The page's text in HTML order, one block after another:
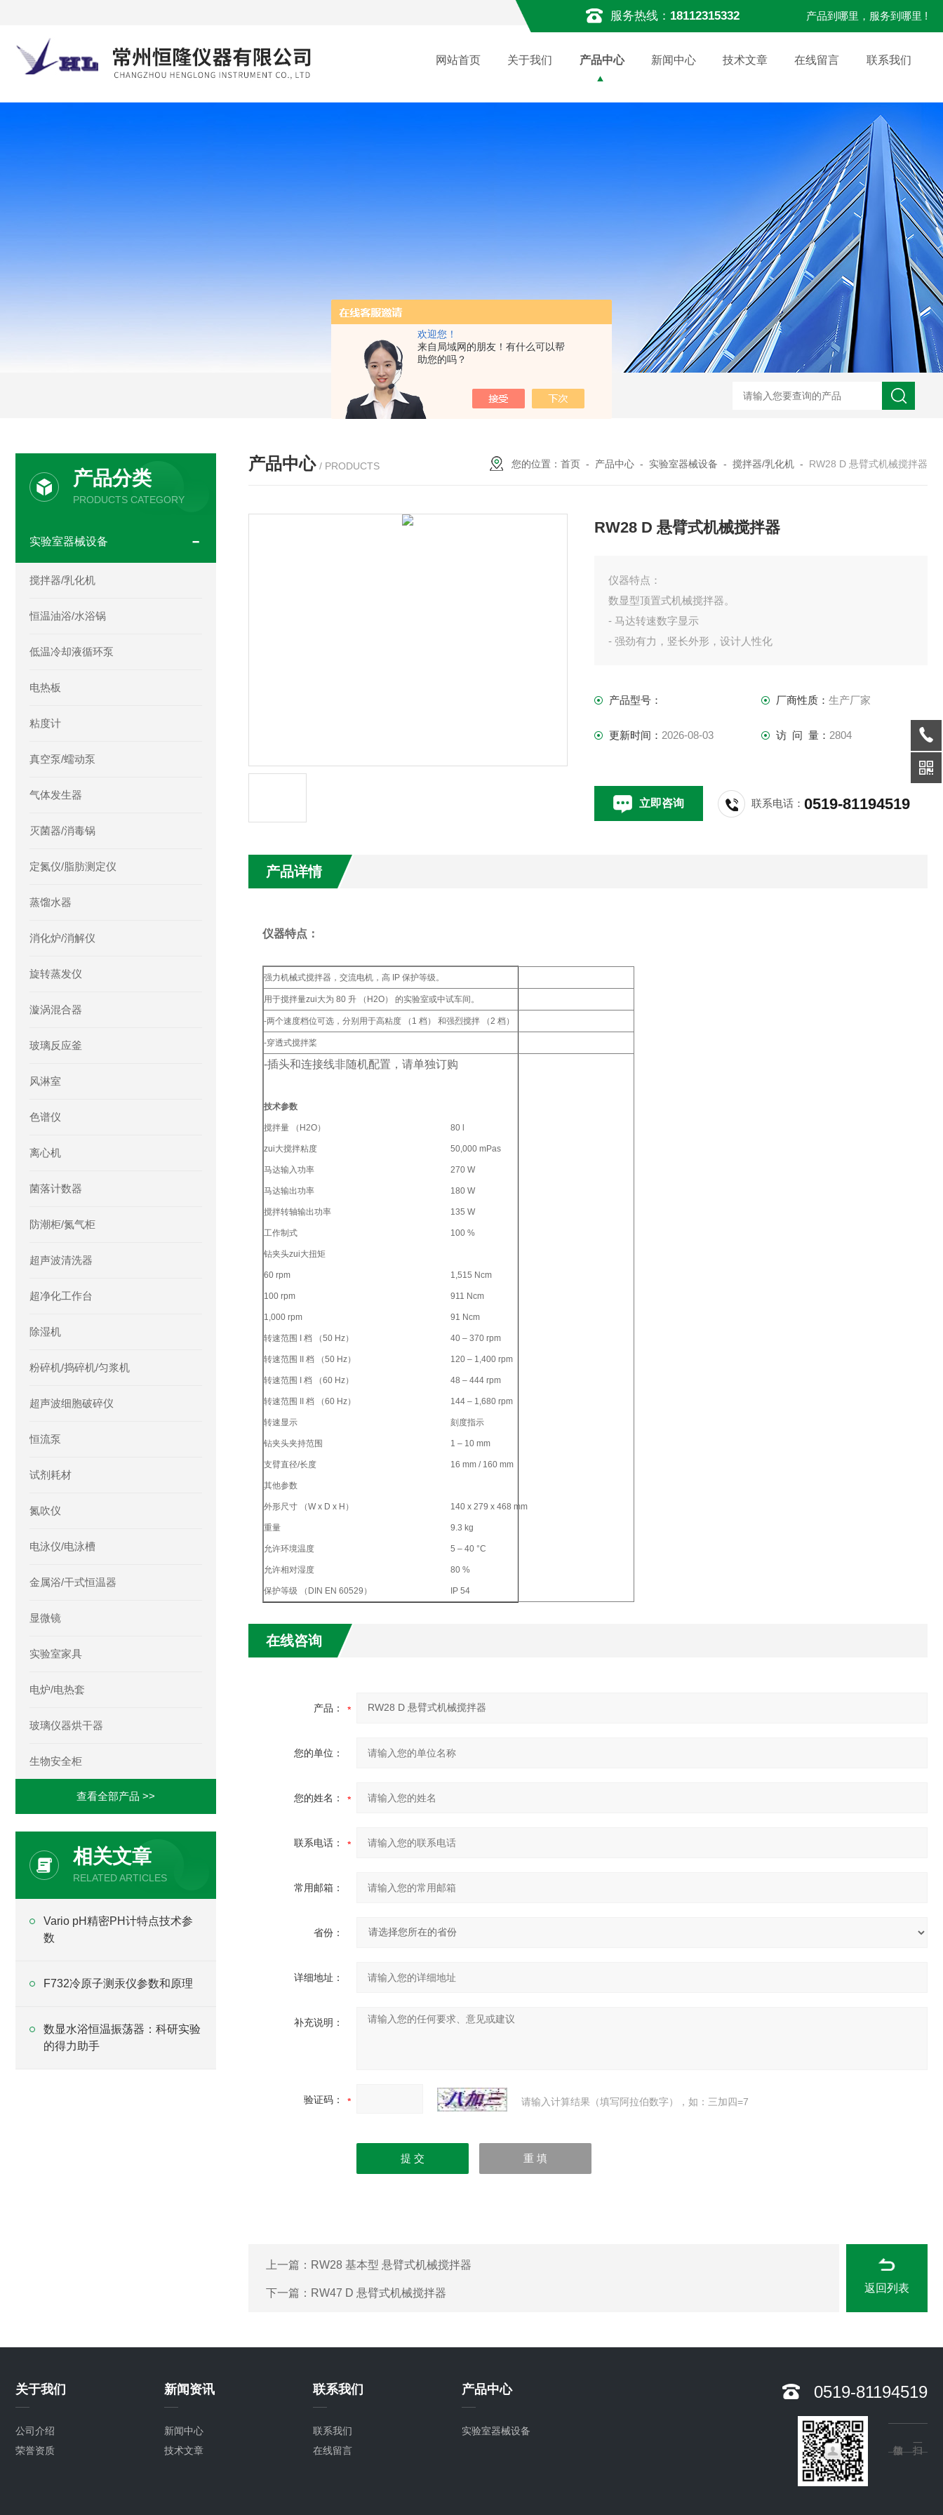
欢迎您！
来自局域网的朋友！有什么可以帮
助您的吗？
服务热线： 18112315332 产品到哪里，服务到哪里 !
网站首页 关于我们 产品中心 新闻中心 技术文章 在线留言 联系我们
产品中心 / PRODUCTS 您的位置： 首页 - 产品中心 - 实验室器械设备 - 搅拌器/乳化机 - RW28 D 悬臂式机械搅拌器
RW28 D 悬臂式机械搅拌器
仪器特点：
数显型顶置式机械搅拌器。
- 马达转速数字显示
- 强劲有力，竖长外形，设计人性化
- 穿透式搅拌桨 （马达静止时才可操作）
技术参数
Z大搅拌粘度 10,000 mPas
马达输入功率 70 W
马达输出功率 35 W
产品型号： 厂商性质： 生产厂家
更新时间： 2026-08-03 访 问 量： 2804
立即咨询 联系电话：0519-81194519
产品详情
仪器特点：
强力机械式搅拌器，交流电机，高 IP 保护等级。
用于搅拌量zui大为 80 升 （H2O） 的实验室或中试车间。
-两个速度档位可选，分别用于高粘度 （1 档） 和强烈搅拌 （2 档）
-穿透式搅拌桨
-插头和连接线非随机配置，请单独订购
技术参数
搅拌量 （H2O） 80 l
zui大搅拌粘度 50,000 mPas
马达输入功率 270 W
马达输出功率 180 W
搅拌转轴输出功率 135 W
工作制式 100 %
钻夹头zui大扭矩
60 rpm 1,515 Ncm
100 rpm 911 Ncm
1,000 rpm 91 Ncm
转速范围 I 档 （50 Hz） 40 – 370 rpm
转速范围 II 档 （50 Hz） 120 – 1,400 rpm
转速范围 I 档 （60 Hz） 48 – 444 rpm
转速范围 II 档 （60 Hz） 144 – 1,680 rpm
转速显示 刻度指示
钻夹头夹持范围 1 – 10 mm
支臂直径/长度 16 mm / 160 mm
其他参数
外形尺寸 （W x D x H） 140 x 279 x 468 mm
重量 9.3 kg
允许环境温度 5 – 40 °C
允许相对湿度 80 %
保护等级 （DIN EN 60529） IP 54
在线咨询
产品：
您的单位：
您的姓名：
联系电话：
常用邮箱：
省份：
详细地址：
补充说明：
验证码： 请输入计算结果（填写阿拉伯数字），如：三加四=7
上一篇： RW28 基本型 悬臂式机械搅拌器
下一篇： RW47 D 悬臂式机械搅拌器 返回列表
产品分类
PRODUCTS CATEGORY
实验室器械设备
搅拌器/乳化机
恒温油浴/水浴锅
低温冷却液循环泵
电热板
粘度计
真空泵/蠕动泵
气体发生器
灭菌器/消毒锅
定氮仪/脂肪测定仪
蒸馏水器
消化炉/消解仪
旋转蒸发仪
漩涡混合器
玻璃反应釜
风淋室
色谱仪
离心机
菌落计数器
防潮柜/氮气柜
超声波清洗器
超净化工作台
除湿机
粉碎机/捣碎机/匀浆机
超声波细胞破碎仪
恒流泵
试剂耗材
氮吹仪
电泳仪/电泳槽
金属浴/干式恒温器
显微镜
实验室家具
电炉/电热套
玻璃仪器烘干器
生物安全柜
查看全部产品 >>
相关文章
RELATED ARTICLES
Vario pH精密PH计特点技术参
数
F732冷原子测汞仪参数和原理
数显水浴恒温振荡器：科研实验
的得力助手
关于我们
公司介绍
荣誉资质
新闻资讯
新闻中心
技术文章
联系我们
联系我们
在线留言
产品中心
实验室器械设备
0519-81194519